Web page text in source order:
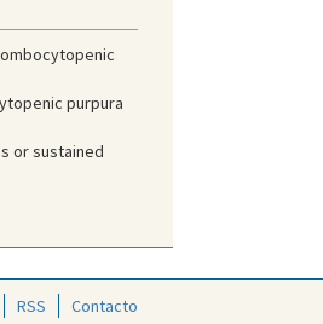
purpura
or sustained
RSS Contacto